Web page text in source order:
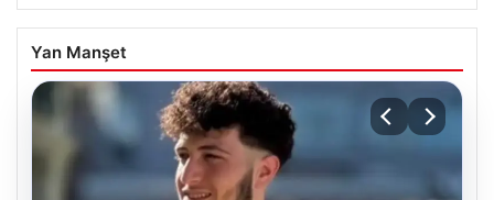
Yan Manşet